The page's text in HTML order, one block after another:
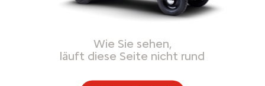
Wie Sie sehen,
läuft diese Seite nicht rund